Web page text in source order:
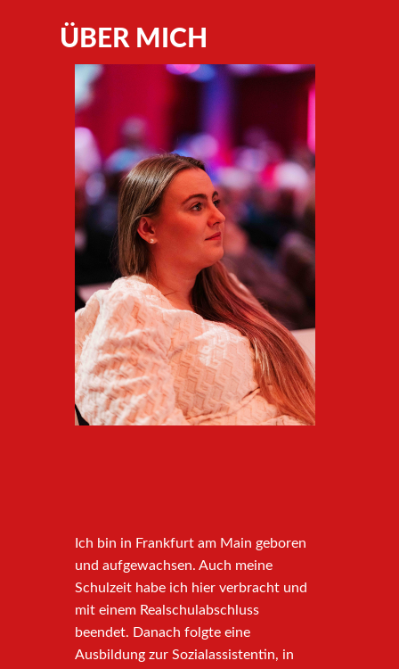
ÜBER MICH
Ich bin in Frankfurt am Main geboren
und aufgewachsen. Auch meine
Schulzeit habe ich hier verbracht und
mit einem Realschulabschluss
beendet. Danach folgte eine
Ausbildung zur Sozialassistentin, in